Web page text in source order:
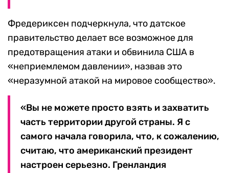
Фредериксен подчеркнула, что датское
правительство делает все возможное для
предотвращения атаки и обвинила США в
«неприемлемом давлении», назвав это
«неразумной атакой на мировое сообщество».
«Вы не можете просто взять и захватить
часть территории другой страны. Я с
самого начала говорила, что, к сожалению,
считаю, что американский президент
настроен серьезно. Гренландия